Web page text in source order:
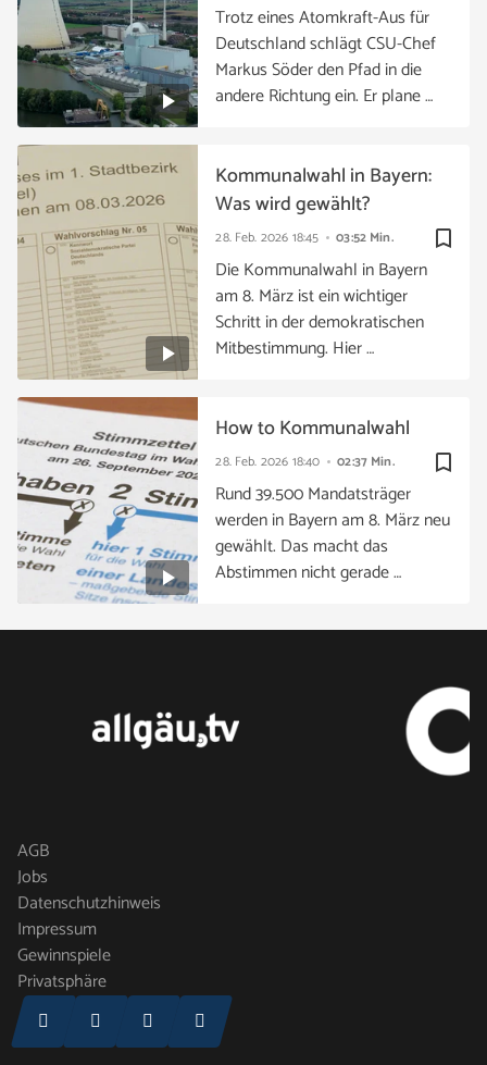
Trotz eines Atomkraft-Aus für
Deutschland schlägt CSU-Chef
Markus Söder den Pfad in die
andere Richtung ein. Er plane …
bookmark_border
28. Feb. 2026 18:45 03:52 Min.
Kommunalwahl in Bayern:
Was wird gewählt?
Die Kommunalwahl in Bayern
am 8. März ist ein wichtiger
Schritt in der demokratischen
Mitbestimmung. Hier …
bookmark_border
28. Feb. 2026 18:40 02:37 Min.
How to Kommunalwahl
Rund 39.500 Mandatsträger
werden in Bayern am 8. März neu
gewählt. Das macht das
Abstimmen nicht gerade …
AGB
Jobs
Datenschutzhinweis
Impressum
Gewinnspiele
Privatsphäre